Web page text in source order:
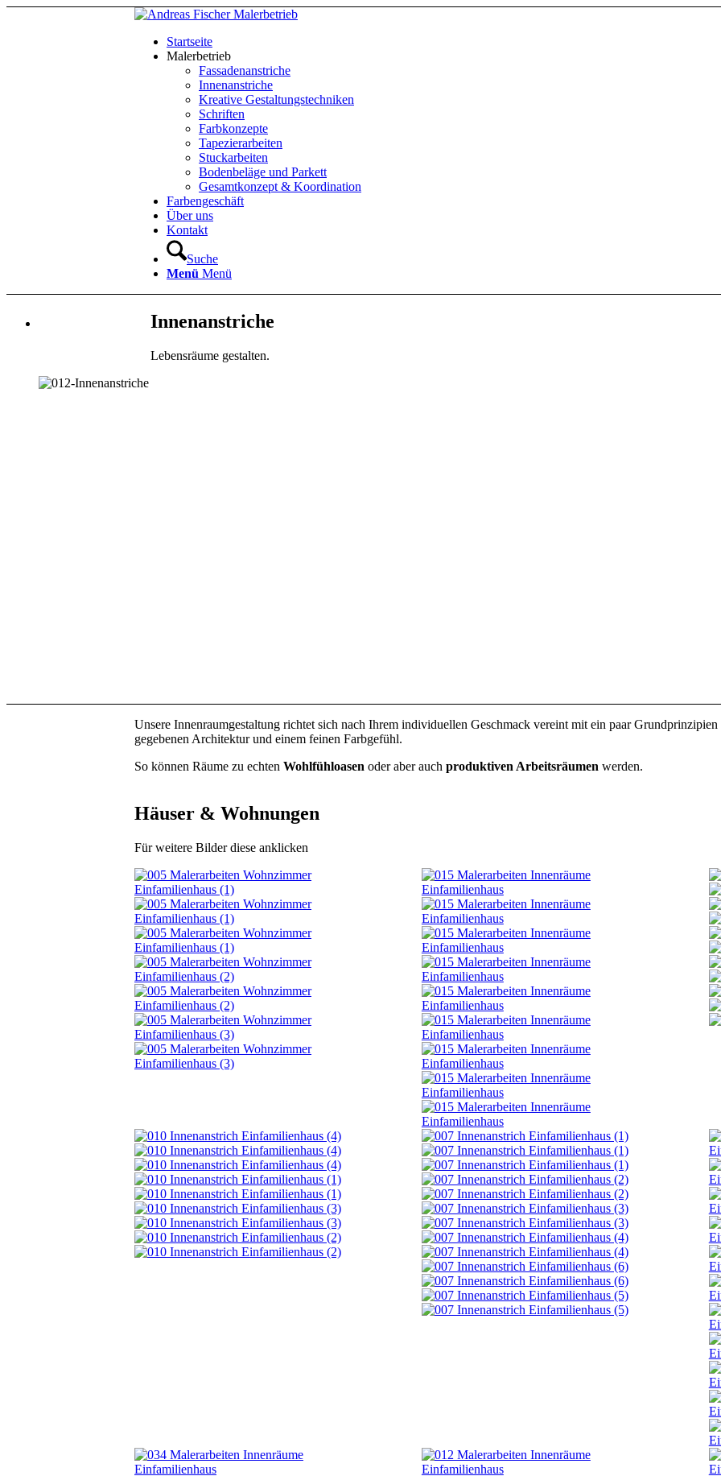
Startseite
Malerbetrieb
Fassadenanstriche
Innenanstriche
Kreative Gestaltungstechniken
Schriften
Farbkonzepte
Tapezierarbeiten
Stuckarbeiten
Bodenbeläge und Parkett
Gesamtkonzept & Koordination
Farbengeschäft
Über uns
Kontakt
Suche
Menü Menü
Innenanstriche
Lebensräume gestalten.
Unsere Innenraumgestaltung richtet sich nach Ihrem individuellen Geschmack vereint mit ein paar Grundprinzipien
gegebenen Architektur und einem feinen Farbgefühl.
So können Räume zu echten Wohlfühloasen oder aber auch produktiven Arbeitsräumen werden.
Häuser & Wohnungen
Für weitere Bilder diese anklicken